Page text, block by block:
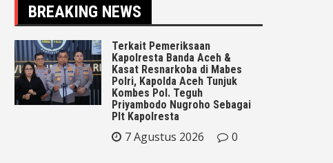
BREAKING NEWS
Terkait Pemeriksaan
Kapolresta Banda Aceh &
Kasat Resnarkoba di Mabes
Polri, Kapolda Aceh Tunjuk
Kombes Pol. Teguh
Priyambodo Nugroho Sebagai
Plt Kapolresta
7 Agustus 2026 0